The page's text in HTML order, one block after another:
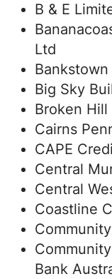
B & E
Ltd
Big Sky
Broken
Cairns
CAPE
Central
Central
Coastline
Bank